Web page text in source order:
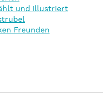
und illustriert
Freunden